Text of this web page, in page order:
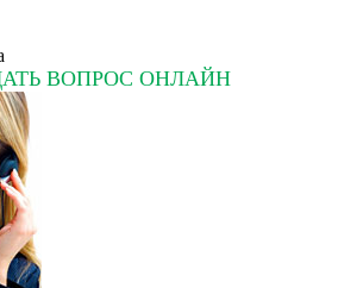
ВОПРОС ОНЛАЙН